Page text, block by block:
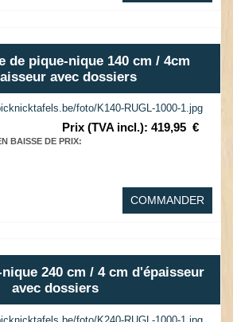
de pique-nique 140 cm / 4cm
avec dossiers
Prix (TVA incl.): 419,95 €
BAISSE DE PRIX:
COMMANDER
240 cm / 4 cm d'épaisseur
avec dossiers